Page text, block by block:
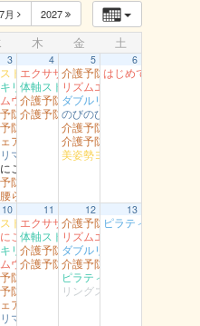
7月 2027
木 金 土
駅南
富桑）
ター月曜
すこやかセンター）
3
トレッチ 湖山
キリヨガ 吉方
ウオーキング （湯梨浜）
防岩美 浦富
防智頭 総合センター（水）
ア体操 吉岡
リマス ラボ
こ用瀬
防岩美 文化センター
腰らくらく教室 醇風
4
エクササイズ 岩美
体軸ストレッチ 富桑
介護予防智頭 土師
介護予防智頭 山郷
5
介護予防岩美 岩井
リズムエアロ 駅南
ダブルリング江山
のびのび健康教室 青谷
介護予防岩美（大岩）
介護予防智頭 那岐
美姿勢ヨガ（高草）
6
はじめてのダンス
駅南
富桑）
ター月曜
すこやかセンター）
10
トレッチ 湖山
こ体操（船岡）
キリヨガ 吉方
ウオーキング （湯梨浜）
防岩美 浦富
防智頭 総合センター（水）
ア体操 吉岡
リマス ラボ
11
エクササイズ 岩美
体軸ストレッチ 富桑
介護予防智頭 富沢
介護予防智頭 芦津
12
介護予防岩美 岩井
リズムエアロ 駅南
ダブルリング 吉成
介護予防岩美（大岩）
ピラティス 社
リングストレッチ（松保）
13
ピラティスヨ～ガ